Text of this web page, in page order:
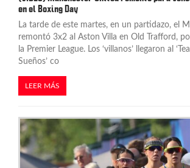
en el Boxing Day
La tarde de este martes, en un partidazo, el
remontó 3x2 al Aston Villa en Old Trafford,
la Premier League. Los ‘villanos’ llegaron al
Sueños’ co
LEER MÁS